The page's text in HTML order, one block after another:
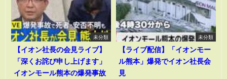
未分類
【イオン社長の会見ライブ】
「深くお詫び申し上げます」
イオンモール熊本の爆発事故
未分類
【ライブ配信】「イオンモー
ル熊本」爆発でイオン社長会
見